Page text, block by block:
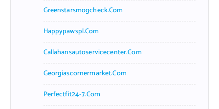
Greenstarsmogcheck.com
Happypawspl.com
Callahansautoservicecenter.com
Georgiascornermarket.com
Perfectfit24-7.com